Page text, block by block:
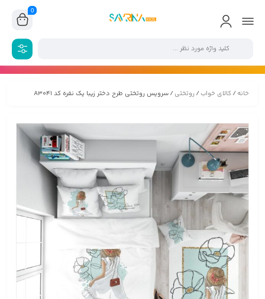
0
خانه/ کالای خواب/ روتختی/ سرویس روتختی طرح دختر زیبا یک نفره کد A3041